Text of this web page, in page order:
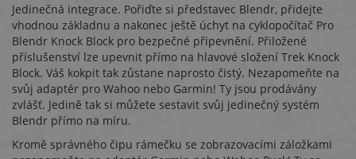
Jedinečná integrace. Pořiďte si představec Blendr, přidejte
vhodnou základnu a nakonec ještě úchyt na cyklopočítač Pro
Blendr Knock Block pro bezpečné připevnění. Přiložené
příslušenství lze upevnit přímo na hlavové složení Trek Knock
Block. Váš kokpit tak zůstane naprosto čistý. Nezapomeňte na
svůj adaptér pro Wahoo nebo Garmin! Ty jsou prodávány
zvlášť. Jedině tak si můžete sestavit svůj jedinečný systém
Blendr přímo na míru.
Kromě správného čipu rámečku se zobrazovacími záložkami